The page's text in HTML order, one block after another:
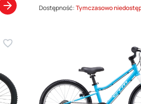
Dostępność:Tymczasowo